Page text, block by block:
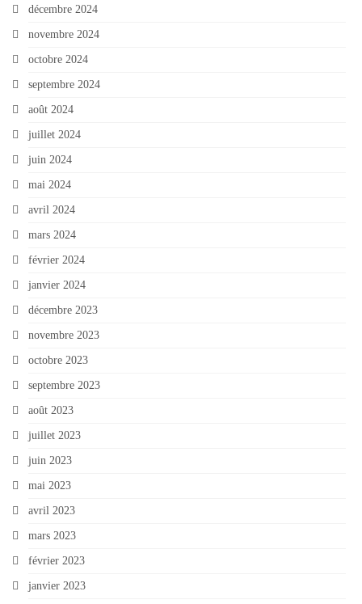
décembre 2024
novembre 2024
octobre 2024
septembre 2024
août 2024
juillet 2024
juin 2024
mai 2024
avril 2024
mars 2024
février 2024
janvier 2024
décembre 2023
novembre 2023
octobre 2023
septembre 2023
août 2023
juillet 2023
juin 2023
mai 2023
avril 2023
mars 2023
février 2023
janvier 2023